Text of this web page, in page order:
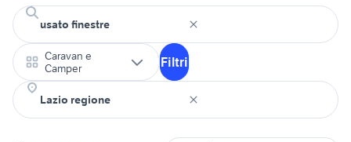
Caravan e
Camper
Filtri